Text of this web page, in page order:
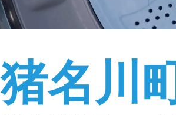
猪名川